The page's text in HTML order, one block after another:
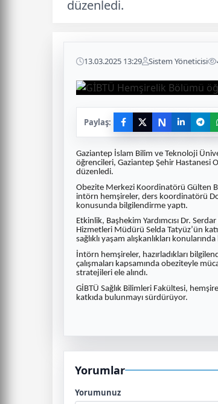
düzenledi.
13.03.2025 13:29 Sistem Yöneticisi
Paylaş: N
Gaziantep İslam Bilim ve Teknoloji
öğrencileri, Gaziantep Şehir Hastanesi
düzenledi.
Obezite Merkezi Koordinatörü Gülten
intörn hemşireler, ders koordinatörü
konusunda bilgilendirme yaptı.
Etkinlik, Başhekim Yardımcısı Dr.
Hizmetleri Müdürü Selda Tatyüz’ün
sağlıklı yaşam alışkanlıkları
İntörn hemşireler, hazırladıkları
çalışmaları kapsamında obeziteyle
stratejileri ele alındı.
GİBTÜ Sağlık Bilimleri Fakültesi,
katkıda bulunmayı sürdürüyor.
Yorumlar
Yorumunuz